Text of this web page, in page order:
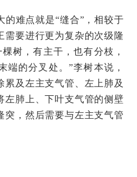
的难点就是“缝合”，相较于
需要进行更为复杂的次级隆
树，有主干，也有分枝，
端的分叉处。”李树本说，
及左主支气管、左上肺及
左肺上、下叶支气管的侧壁
突，然后需要与左主支气管